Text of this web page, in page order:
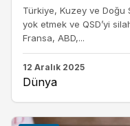
Türkiye, Kuzey ve Doğu
yok etmek ve QSD’yi
Fransa, ABD,...
12 Aralık 2025
Dünya